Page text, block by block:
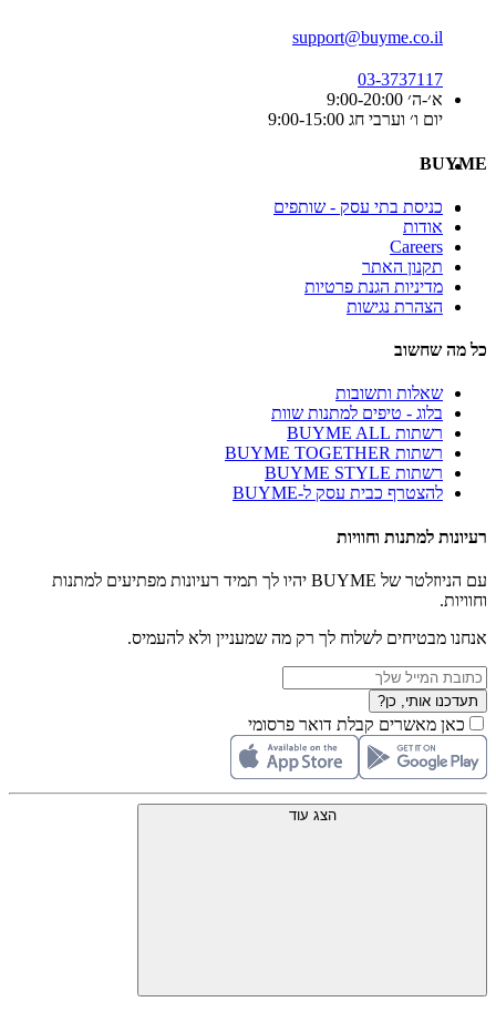
support@buyme.co.il
03-3737117
א׳-ה׳ 9:00-20:00
יום ו׳ וערבי חג 9:00-15:00
BUYME
כניסת בתי עסק - שותפים
אודות
Careers
תקנון האתר
מדיניות הגנת פרטיות
הצהרת נגישות
כל מה שחשוב
שאלות ותשובות
בלוג - טיפים למתנות שוות
רשתות BUYME ALL
רשתות BUYME TOGETHER
רשתות BUYME STYLE
להצטרף כבית עסק ל-BUYME
רעיונות למתנות וחוויות
עם הניוזלטר של BUYME יהיו לך תמיד רעיונות מפתיעים למתנות
וחוויות.
אנחנו מבטיחים לשלוח לך רק מה שמעניין ולא להעמיס.
תעדכנו אותי, כן?
כאן מאשרים קבלת דואר פרסומי
הצג עוד